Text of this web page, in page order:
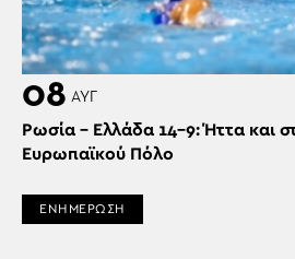
08 ΑΥΓ
Ρωσία – Ελλάδα 14-9: Ήττα και
Ευρωπαϊκού Πόλο
ΕΝΗΜΕΡΩΣΗ